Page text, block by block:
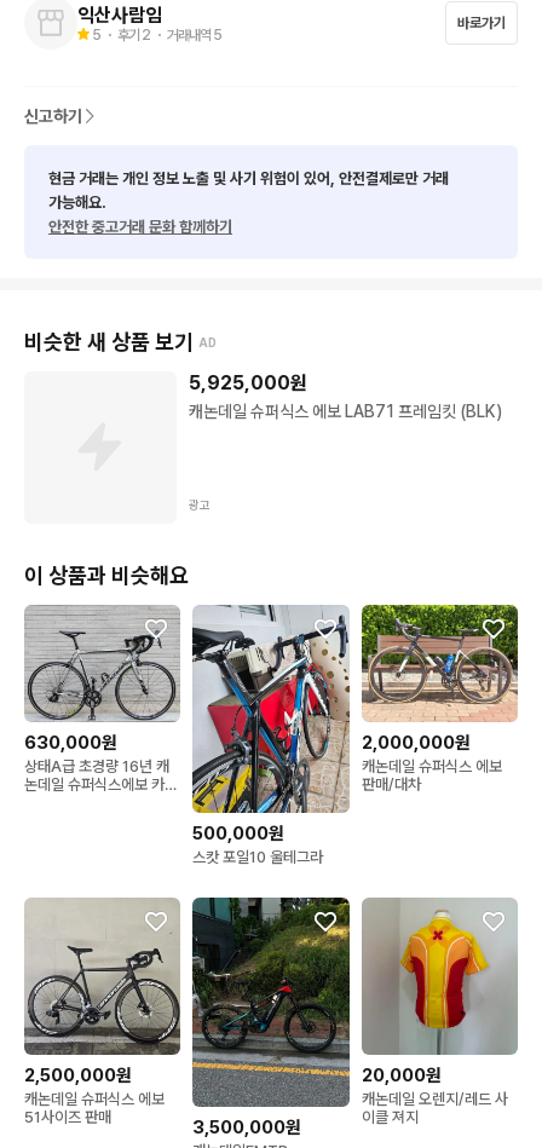
스템: 에스웍
핸들: 순정 400
사이즈: 48 (사진상 175 피팅)
상태 정말 좋고요 크랭크는 전주분이 경량을 위해 듀라에서 할로
우그램으로 바꾸셨다고 했습니다
익산사람임
5 ・ 후기 2 ・ 거래내역 5
바로가기
신고하기
현금 거래는 개인 정보 노출 및 사기 위험이 있어, 안전결제로만 거래
가능해요.
안전한 중고거래 문화 함께하기
비슷한 새 상품 보기 AD
5,925,000원
캐논데일 슈퍼식스 에보 LAB71 프레임킷 (BLK)
광고
이 상품과 비슷해요
630,000원
상태A급 초경량 16년 캐
논데일 슈퍼식스에보 카본
500,000원
스캇 포일10 울테그라
2,000,000원
캐논데일 슈퍼식스 에보
판매/대차
2,500,000원
캐논데일 슈퍼식스 에보
51사이즈 판매
3,500,000원
20,000원
캐논데일 오렌지/레드 사
이클 져지